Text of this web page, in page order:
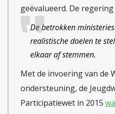
Syriza: het is ‘oude
nieuwe zakken’. Ze
oplossing van buiten
houden alleen maar
‘Er gebeurt al jaren
meldt Michiel Dijkstra
[2]. Volgens Arjan
geëvalueerd. De regering
De betrokken
realistische doelen te
elkaar af stemmen.
Met de invoering van de
ondersteuning, de
Participatiewet in 2015